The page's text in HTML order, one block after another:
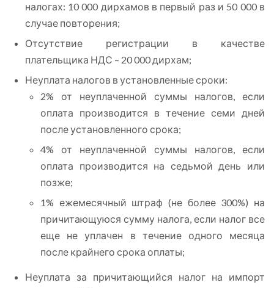
налогах: 10 000 дирхамов в первый раз и 50 000 в
случае повторения;
Отсутствие регистрации в качестве
плательщика НДС – 20 000 дирхам;
Неуплата налогов в установленные сроки:
2% от неуплаченной суммы налогов, если
оплата производится в течение семи дней
после установленного срока;
4% от неуплаченной суммы налогов, если
оплата производится на седьмой день или
позже;
1% ежемесячный штраф (не более 300%) на
причитающуюся сумму налога, если налог все
еще не уплачен в течение одного месяца
после крайнего срока оплаты;
Неуплата за причитающийся налог на импорт